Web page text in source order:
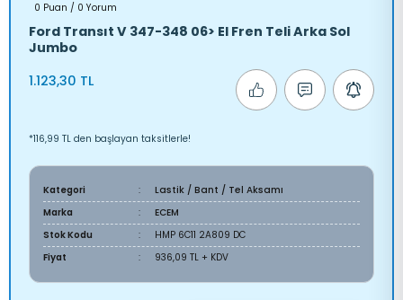
0 Puan / 0 Yorum
Ford Transıt V 347-348 06> El Fren Teli Arka Sol
Jumbo
1.123,30 TL
*116,99 TL den başlayan taksitlerle!
Kategori
Lastik / Bant / Tel Aksamı
Marka
ECEM
Stok Kodu
HMP 6C11 2A809 DC
Fiyat
936,09 TL + KDV